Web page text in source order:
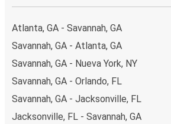
Atlanta, GA - Savannah, GA
Savannah, GA - Atlanta, GA
Savannah, GA - Nueva York, NY
Savannah, GA - Orlando, FL
Savannah, GA - Jacksonville, FL
Jacksonville, FL - Savannah, GA